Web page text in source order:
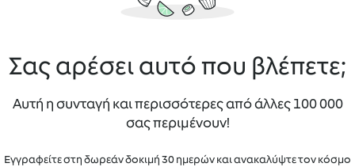
Σας αρέσει αυτό που βλέπετε;
Αυτή η συνταγή και περισσότερες από άλλες 100 000
σας περιμένουν!
Εγγραφείτε στη δωρεάν δοκιμή 30 ημερών και ανακαλύψτε τον κόσμο